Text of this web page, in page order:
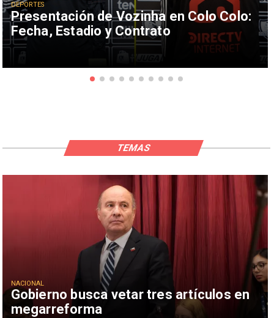
Presentación de Vozinha en Colo Colo:
Fecha, Estadio y Contrato
DEPORTES
Gobierno busca vetar tres artículos en
megarreforma
NACIONAL
TEMAS